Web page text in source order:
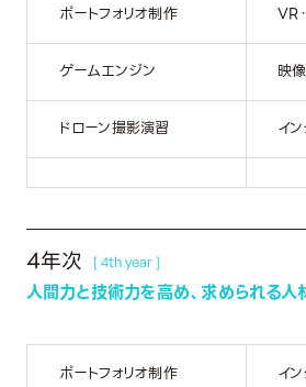
ポートフォリオ制作 VR
ゲームエンジン 映
ドローン撮影演習 イ
4年次 [ 4th year ]
人間力と技術力を高め、求められる人
ポートフォリオ制作 イ